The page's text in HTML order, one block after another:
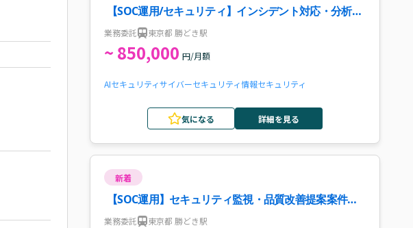
【SOC運用/セキュリティ】インシデント対応・分析案
件
業務委託 東京都 勝どき駅
~ 850,000 円/月額
AIセキュリティサイバーセキュリティ情報セキュリティ
気になる 詳細を見る
新着
【SOC運用】セキュリティ監視・品質改善提案案件・
求人
業務委託 東京都 勝どき駅